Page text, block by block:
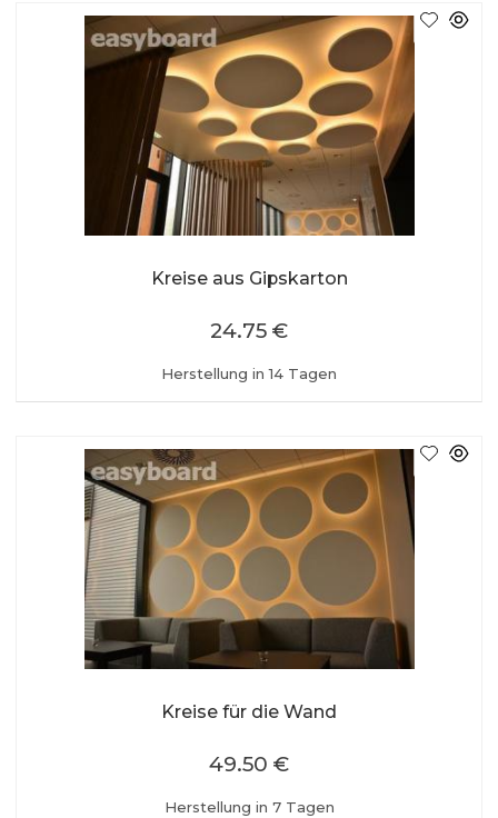
Kreise aus Gipskarton
Herstellung in 14 Tagen
24.75 €
Kreise für die Wand
Herstellung in 7 Tagen
49.50 €